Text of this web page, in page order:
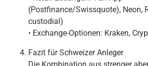
(Postfinance/Swissquote), Neon,
custodial)
• Exchange-Optionen: Kraken,
Fazit für Schweizer Anleger
Die Kombination aus strenger